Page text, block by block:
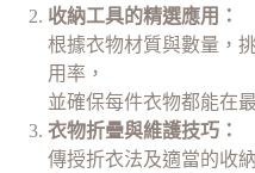
收納工具的精選應用：
根據衣物材質與數量，
用率，
並確保每件衣物都能在
衣物折疊與維護技巧：
傳授折衣法及適當的收